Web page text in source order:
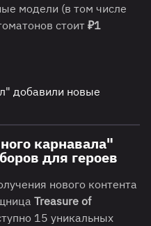
модели (в том числе
стоит ₽1
добавили новые
карнавала"
для героев
нового контента
Treasure of
15 уникальных